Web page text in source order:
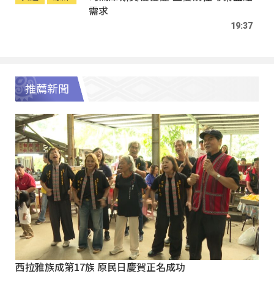
需求
19:37
推薦新聞
西拉雅族成第17族 原民日慶賀正名成功